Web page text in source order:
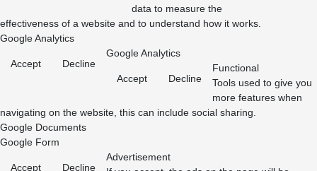
data to measure the
effectiveness of a website and to understand how it works.
Google Analytics
Accept Decline
Google Analytics
Accept Decline
Functional
Tools used to give you
more features when
navigating on the website, this can include social sharing.
Google Documents
Google Form
Accept Decline
Advertisement